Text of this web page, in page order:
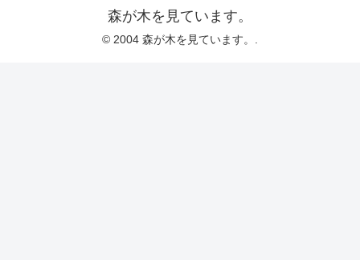
森が木を見ています。
© 2004 森が木を見ています。.